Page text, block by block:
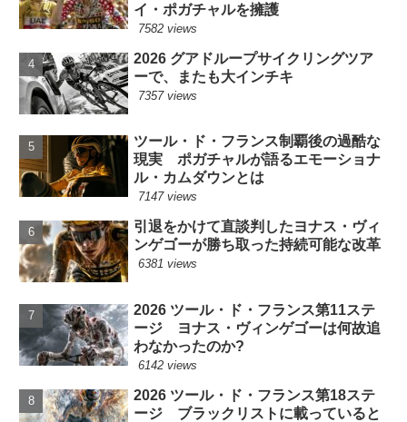
イ・ポガチャルを擁護
7582 views
2026 グアドループサイクリングツア
ーで、またも大インチキ
7357 views
ツール・ド・フランス制覇後の過酷な
現実 ポガチャルが語るエモーショナ
ル・カムダウンとは
7147 views
引退をかけて直談判したヨナス・ヴィ
ンゲゴーが勝ち取った持続可能な改革
6381 views
2026 ツール・ド・フランス第11ステ
ージ ヨナス・ヴィンゲゴーは何故追
わなかったのか?
6142 views
2026 ツール・ド・フランス第18ステ
ージ ブラックリストに載っていると